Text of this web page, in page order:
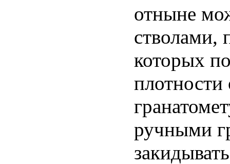
отныне
стволами,
которых
плотности
ручными